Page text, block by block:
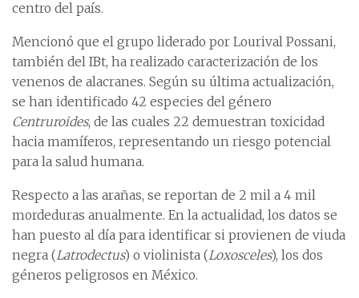
centro del país.
Mencionó que el grupo liderado por Lourival Possani,
también del IBt, ha realizado caracterización de los
venenos de alacranes. Según su última actualización,
se han identificado 42 especies del género
Centruroides, de las cuales 22 demuestran toxicidad
hacia mamíferos, representando un riesgo potencial
para la salud humana.
Respecto a las arañas, se reportan de 2 mil a 4 mil
mordeduras anualmente. En la actualidad, los datos se
han puesto al día para identificar si provienen de viuda
negra (Latrodectus) o violinista (Loxosceles), los dos
géneros peligrosos en México.